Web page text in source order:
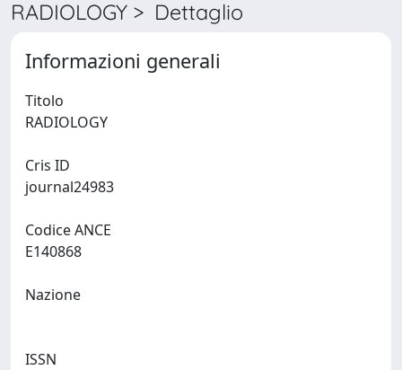
RADIOLOGY > Dettaglio
Informazioni generali
Titolo
Cris ID
Codice ANCE
Nazione
ISSN